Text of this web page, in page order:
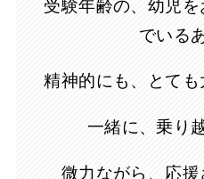
でいる
精神的にも、とても
一緒に、乗り
微力ながら、応援